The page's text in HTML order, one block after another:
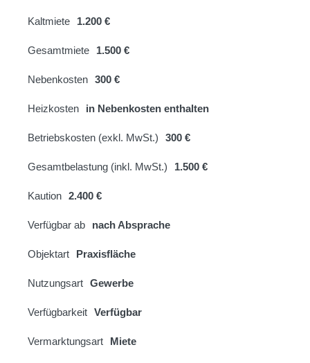
Kaltmiete 1.200 €
Gesamtmiete 1.500 €
Nebenkosten 300 €
Heizkosten in Nebenkosten enthalten
Betriebskosten (exkl. MwSt.) 300 €
Gesamtbelastung (inkl. MwSt.) 1.500 €
Kaution 2.400 €
Verfügbar ab nach Absprache
Objektart Praxisfläche
Nutzungsart Gewerbe
Verfügbarkeit Verfügbar
Vermarktungsart Miete